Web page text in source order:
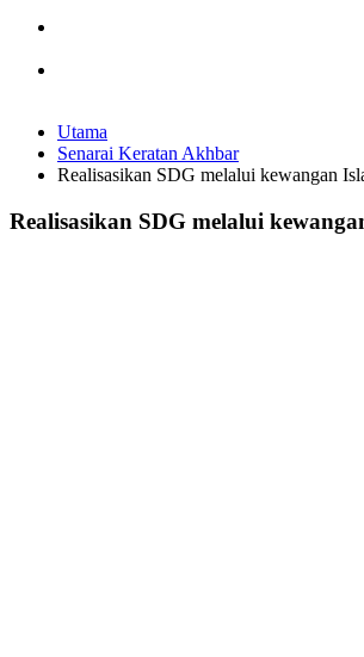
Utama
Senarai Keratan Akhbar
Realisasikan SDG melalui kewangan
Realisasikan SDG melalui